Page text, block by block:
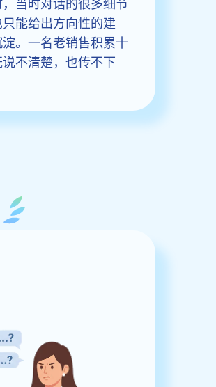
能给出方向性的建
。一名老销售积累十
不清楚，也传不下